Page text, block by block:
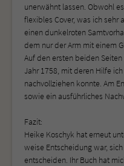
unerwähnt lassen. Obwohl
flexibles Cover, was ich sehr
einen dunkelroten
dem nur der Arm mit einem
Auf den ersten beiden
Jahr 1758, mit deren Hilfe
nachvollziehen konnte. Am
sowie ein ausführliches
Fazit:
Heike Koschyk hat erneut
weise Entscheidung war,
entscheiden. Ihr Buch hat